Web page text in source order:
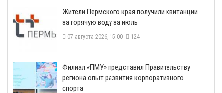
​Жители Пермского края получили квитанции
за горячую воду за июль
07 августа 2026, 15:00 124
​Филиал «ПМУ» представил Правительству
региона опыт развития корпоративного
спорта